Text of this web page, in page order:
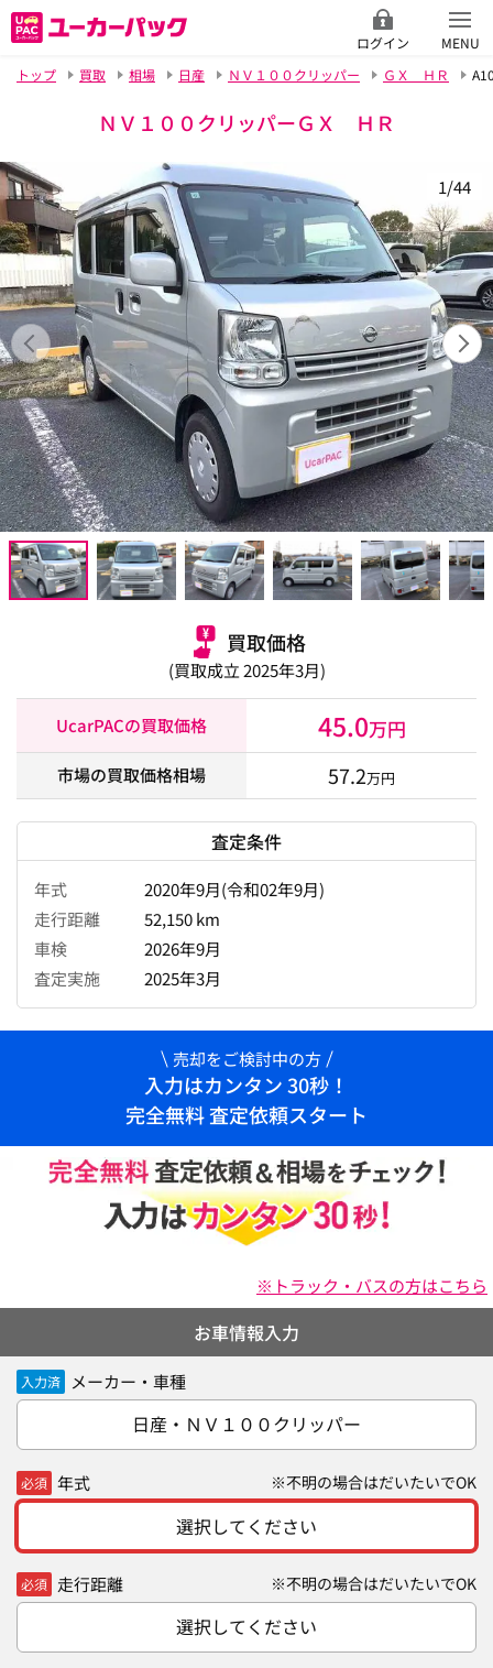
ログイン
MENU
トップ
買取 相場 日産 ＮＶ１００クリッパー ＧＸ ＨＲ
ＮＶ１００クリッパーＧＸ ＨＲ
1/44
買取価格
(買取成立 2025年3月)
UcarPACの買取価格 45.0万円
市場の買取価格相場 57.2万円
査定条件
年式
2020年9月(令和02年9月)
走行距離
52,150 km
車検
2026年9月
査定実施
2025年3月
売却をご検討中の方
入力はカンタン 30秒！
完全無料 査定依頼スタート
※トラック・バスの方はこちら
お車情報入力
入力済 メーカー・車種
日産・ＮＶ１００クリッパー
必須 年式 ※不明の場合はだいたいでOK
選択してください
必須 走行距離 ※不明の場合はだいたいでOK
選択してください